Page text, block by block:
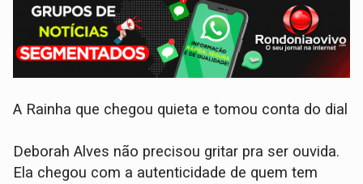
A Rainha que chegou quieta e tomou conta do dial
Deborah Alves não precisou gritar pra ser ouvida.
Ela chegou com a autenticidade de quem tem